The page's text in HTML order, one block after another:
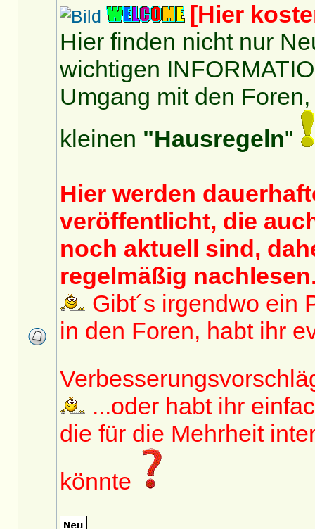
[Hier
Hier finden nicht nur
wichtigen
Umgang mit den
kleinen "Hausregeln"
Hier werden
veröffentlicht, die
noch aktuell sind,
regelmäßig
Gibt´s irgendwo ein
in den Foren, habt ihr
...oder habt ihr
die für die Mehrheit
könnte